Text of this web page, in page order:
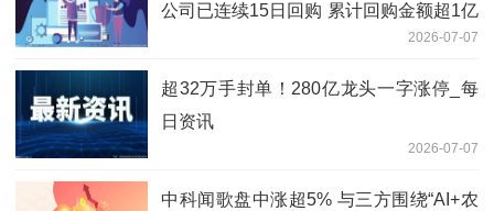
公司已连续15日回购 累计回购金额超1亿
2026-07-07
超32万手封单！280亿龙头一字涨停_每
日资讯
2026-07-07
中科闻歌盘中涨超5% 与三方围绕“AI+农